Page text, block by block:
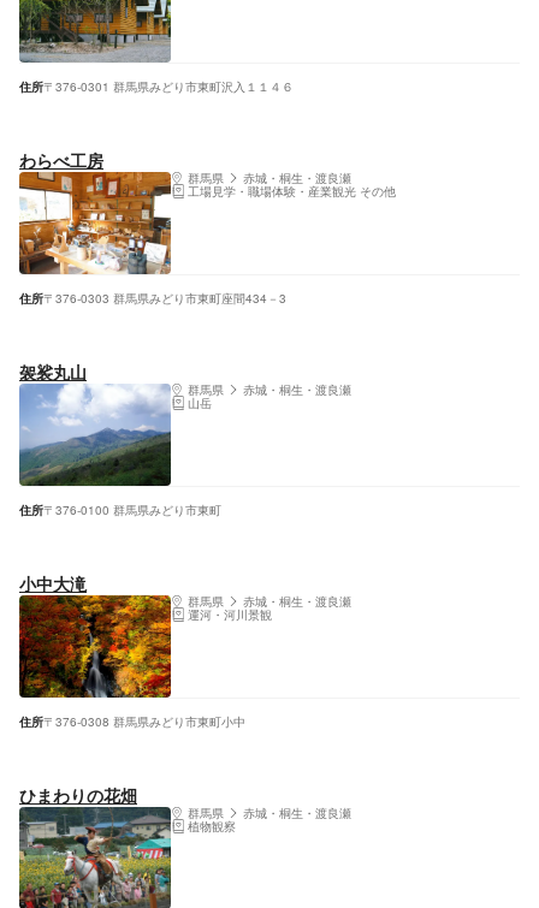
住所〒376-0301 群馬県みどり市東町沢入１１４６
わらべ工房
群馬県 赤城・桐生・渡良瀬
工場見学・職場体験・産業観光 その他
住所〒376-0303 群馬県みどり市東町座間434－3
袈裟丸山
群馬県 赤城・桐生・渡良瀬
山岳
住所〒376-0100 群馬県みどり市東町
小中大滝
群馬県 赤城・桐生・渡良瀬
運河・河川景観
住所〒376-0308 群馬県みどり市東町小中
ひまわりの花畑
群馬県 赤城・桐生・渡良瀬
植物観察